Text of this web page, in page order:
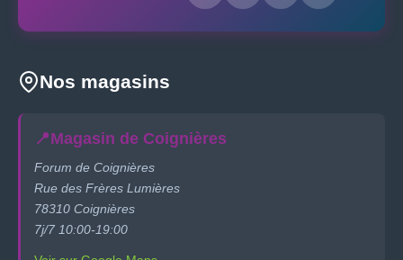
Nos magasins
📍Magasin de Coignières
Forum de Coignières
Rue des Frères Lumières
78310 Coignières
7j/7 10:00-19:00